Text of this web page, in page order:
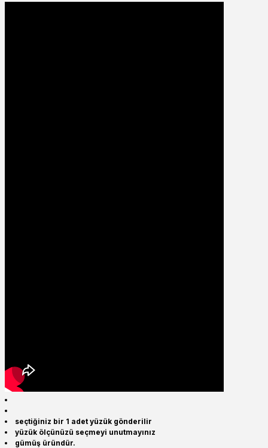
seçtiğiniz bir 1 adet yüzük gönderilir
yüzük ölçünüzü seçmeyi unutmayınız
gümüş üründür.